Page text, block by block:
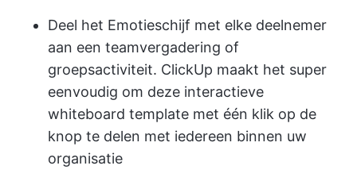
Deel het Emotieschijf met elke deelnemer
aan een teamvergadering of
groepsactiviteit. ClickUp maakt het super
eenvoudig om deze interactieve
whiteboard template met één klik op de
knop te delen met iedereen binnen uw
organisatie